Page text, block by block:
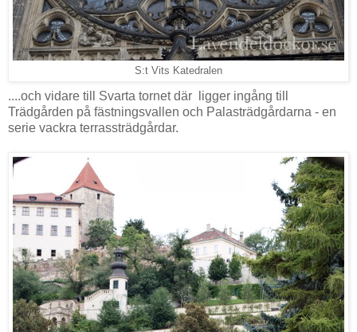
S:t Vits Katedralen
....och vidare till Svarta tornet där ligger ingång till
Trädgården på fästningsvallen och Palasträdgårdarna - en
serie vackra terrassträdgårdar.